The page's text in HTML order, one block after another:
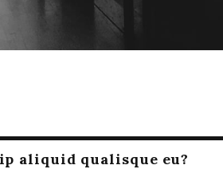
aliquid qualisque eu?